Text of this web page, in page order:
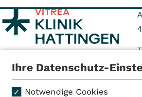
Ihre Datenschutz-
Notwendige Cookies